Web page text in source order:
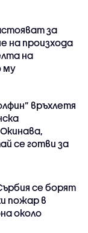
за
на произхода
на
му
връхлетя
се готви за
се борят
пожар в
около